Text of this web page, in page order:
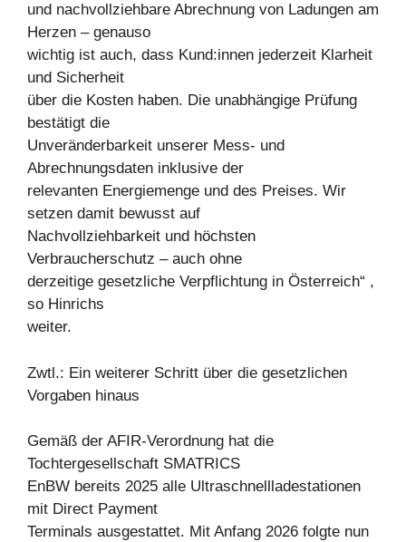
und nachvollziehbare Abrechnung von Ladungen am
Herzen – genauso
wichtig ist auch, dass Kund:innen jederzeit Klarheit
und Sicherheit
über die Kosten haben. Die unabhängige Prüfung
bestätigt die
Unveränderbarkeit unserer Mess- und
Abrechnungsdaten inklusive der
relevanten Energiemenge und des Preises. Wir
setzen damit bewusst auf
Nachvollziehbarkeit und höchsten
Verbraucherschutz – auch ohne
derzeitige gesetzliche Verpflichtung in Österreich“ ,
so Hinrichs
weiter.
Zwtl.: Ein weiterer Schritt über die gesetzlichen
Vorgaben hinaus
Gemäß der AFIR-Verordnung hat die
Tochtergesellschaft SMATRICS
EnBW bereits 2025 alle Ultraschnellladestationen
mit Direct Payment
Terminals ausgestattet. Mit Anfang 2026 folgte nun